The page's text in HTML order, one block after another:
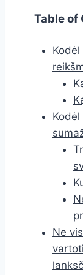
Table of
Ne